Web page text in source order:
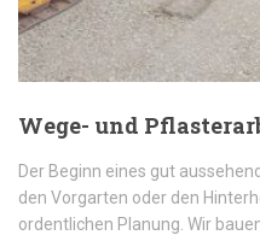
Wege- und
Der Beginn eines gut
den Vorgarten oder den
ordentlichen Planung. Wir